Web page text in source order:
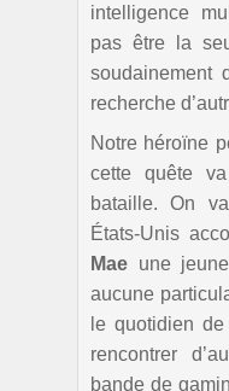
intelligence
pas être la
soudainement
recherche
Notre héroïne
cette quête
bataille. On
États-Unis
Mae une
aucune
le quotidien
rencontrer
bande de